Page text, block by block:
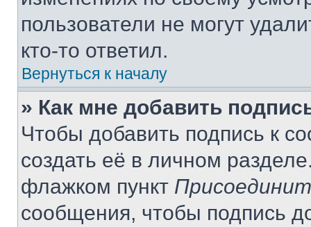
пользователи не могут
кто-то ответил.
Вернуться к началу
» Как мне добавить
Чтобы добавить подпись к
создать её в личном
флажком пункт
сообщения, чтобы подпись